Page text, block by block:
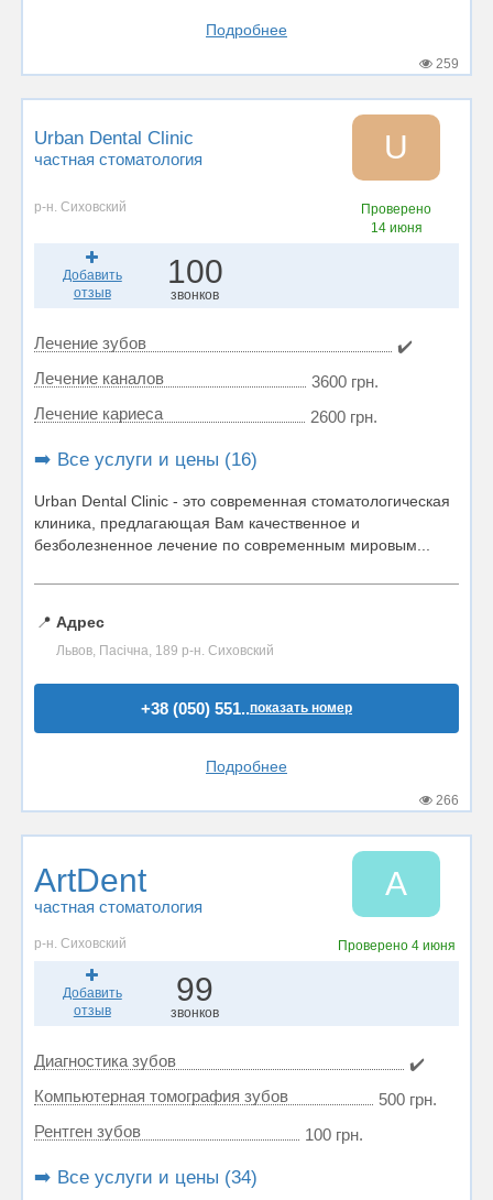
Подробнее
259
Urban Dental Clinic
частная стоматология U
р-н. Сиховский
Проверено
14 июня
Добавить
отзыв
100
звонков
Лечение зубов
✔️
Лечение каналов
3600 грн.
Лечение кариеса
2600 грн.
➡️ Все услуги и цены (16)
Urban Dental Clinic - это современная стоматологическая
клиника, предлагающая Вам качественное и
безболезненное лечение по современным мировым...
📍 Адрес
Львов, Пасічна, 189 р-н. Сиховский
+38 (050) 551..показать номер
Подробнее
266
ArtDent
частная стоматология
A
р-н. Сиховский Проверено 4 июня
Добавить
отзыв
99
звонков
Диагностика зубов
✔️
Компьютерная томография зубов
500 грн.
Рентген зубов
100 грн.
➡️ Все услуги и цены (34)